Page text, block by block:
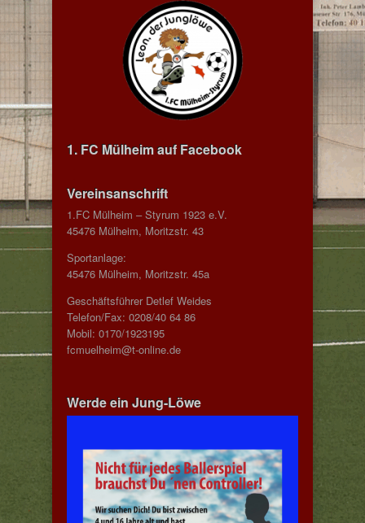
1. FC Mülheim auf Facebook
Vereinsanschrift
1.FC Mülheim – Styrum 1923 e.V.
45476 Mülheim, Moritzstr. 43
Sportanlage:
45476 Mülheim, Moritzstr. 45a
Geschäftsführer Detlef Weides
Telefon/Fax: 0208/40 64 86
Mobil: 0170/1923195
fcmuelheim@t-online.de
Werde ein Jung-Löwe